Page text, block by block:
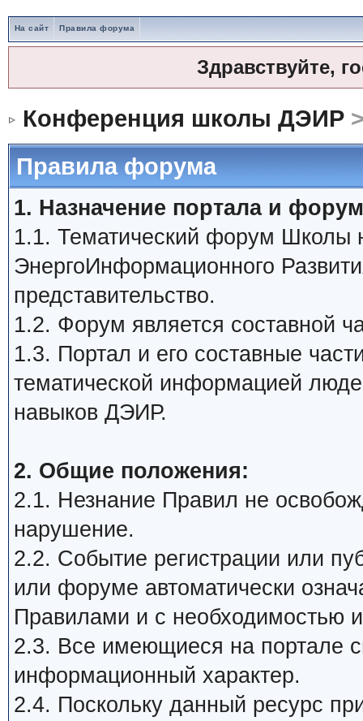
На сайт Правила форума
Здравствуйте,
Конференция школы ДЭИР
Правила форума
1. Назначение портала и
1.1. Тематический форум Школы
ЭнергоИнформационного
представительство.
1.2. Форум является составной
1.3. Портал и его составные
тематической информацией
навыков ДЭИР.
2. Общие положения:
2.1. Незнание Правил не
нарушение.
2.2. Событие регистрации или
или форуме автоматически
Правилами и с необходимостью
2.3. Все имеющиеся на портале
информационный характер.
2.4. Поскольку данный ресурс